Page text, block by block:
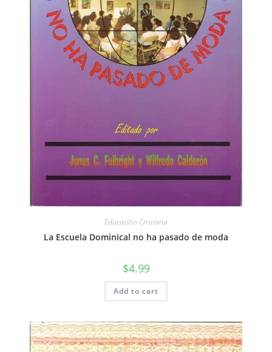
Educación Cristiana
La Escuela Dominical no ha pasado de moda
$4.99
Add to cart